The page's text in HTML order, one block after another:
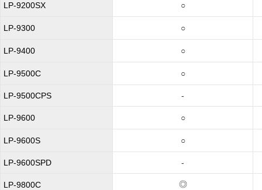
LP-9200SX ○
LP-9300 ○
LP-9400 ○
LP-9500C ○
LP-9500CPS -
LP-9600 ○
LP-9600S ○
LP-9600SPD -
LP-9800C ◎